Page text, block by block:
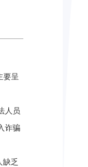
要呈
人员
诈骗
缺乏